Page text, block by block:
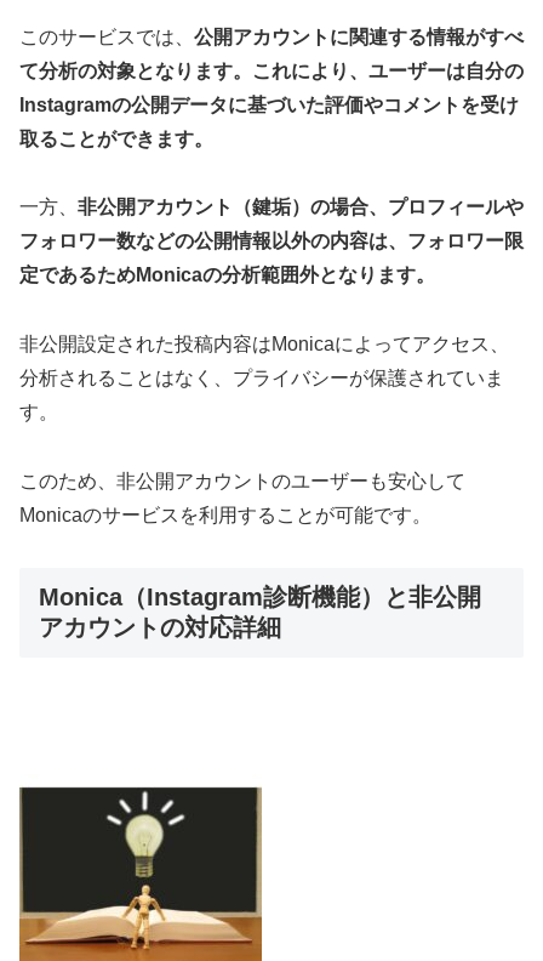
このサービスでは、 公開アカウントに関連する情報がすべ
て分析の対象となります。これにより、ユーザーは自分の
Instagramの公開データに基づいた評価やコメントを受け
取ることができます。
一方、 非公開アカウント（鍵垢）の場合、プロフィールや
フォロワー数などの公開情報以外の内容は、フォロワー限
定であるためMonicaの分析範囲外となります。
非公開設定された投稿内容はMonicaによってアクセス、
分析されることはなく、プライバシーが保護されていま
す。
このため、非公開アカウントのユーザーも安心して
Monicaのサービスを利用することが可能です。
Monica（Instagram診断機能）と非公開
アカウントの対応詳細